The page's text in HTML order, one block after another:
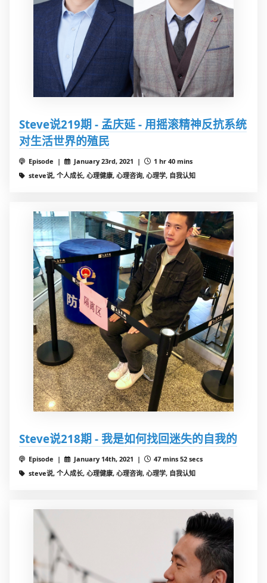
Steve说219期 - 孟庆延 - 用摇滚精神反抗系统
对生活世界的殖民
Episode | January 23rd, 2021 |
1 hr 40 mins
steve说, 个人成长, 心理健康, 心理咨询, 心理学, 自我认知
Steve说218期 - 我是如何找回迷失的自我的
Episode | January 14th, 2021 |
47 mins 52 secs
steve说, 个人成长, 心理健康, 心理咨询, 心理学, 自我认知